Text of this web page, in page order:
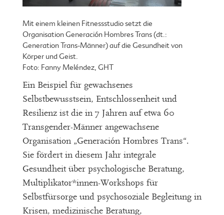
Mit einem kleinen Fitnessstudio setzt die
Organisation Generación Hombres Trans (dt.:
Generation Trans-Männer) auf die Gesundheit von
Körper und Geist.
Foto: Fanny Meléndez, GHT
Ein Beispiel für gewachsenes
Selbstbewusstsein, Entschlossenheit und
Resilienz ist die in 7 Jahren auf etwa 60
Transgender-Männer angewachsene
Organisation „Generación Hombres Trans“.
Sie fördert in diesem Jahr integrale
Gesundheit über psychologische Beratung,
Multiplikator*innen-Workshops für
Selbstfürsorge und psychosoziale Begleitung in
Krisen, medizinische Beratung,